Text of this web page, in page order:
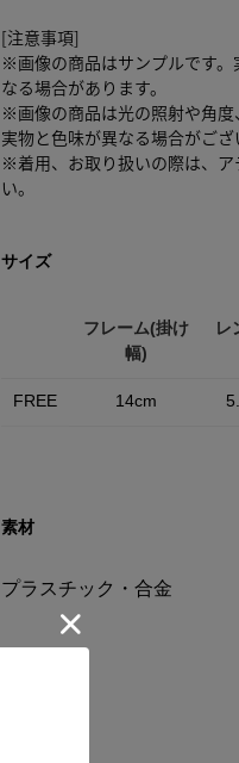
[注意事項]
※画像の商品はサンプルです
なる場合があります。
※画像の商品は光の照射や角度
実物と色味が異なる場合がござ
※着用、お取り扱いの際は、
い。
サイズ
フレーム(掛け
幅)
レ
FREE 14cm
素材
プラスチック・合金